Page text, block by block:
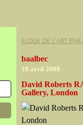
ELOGE DE L'ART
baalbec
18 avril 2009
David Roberts
Gallery, London